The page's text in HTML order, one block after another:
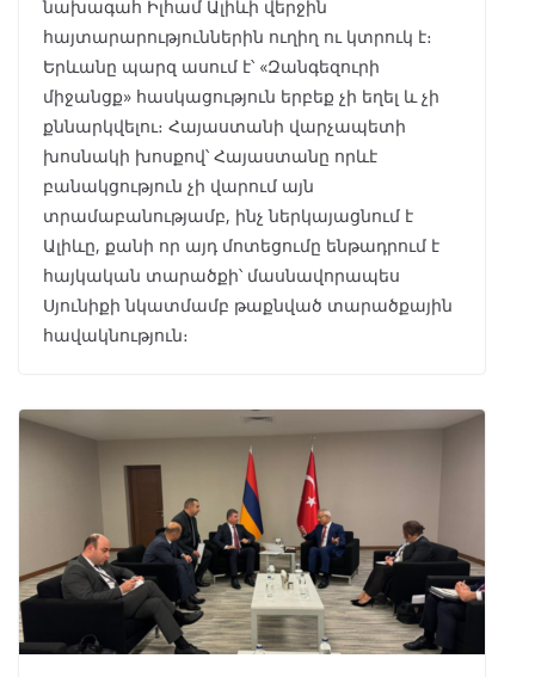
նախագահ Իլհամ Ալիևի վերջին
հայտարարություններին ուղիղ ու կտրուկ է։
Երևանը պարզ ասում է՝ «Զանգեզուրի
միջանցք» հասկացություն երբեք չի եղել և չի
քննարկվելու։ Հայաստանի վարչապետի
խոսնակի խոսքով՝ Հայաստանը որևէ
բանակցություն չի վարում այն
տրամաբանությամբ, ինչ ներկայացնում է
Ալիևը, քանի որ այդ մոտեցումը ենթադրում է
հայկական տարածքի՝ մասնավորապես
Սյունիքի նկատմամբ թաքնված տարածքային
հավակնություն։